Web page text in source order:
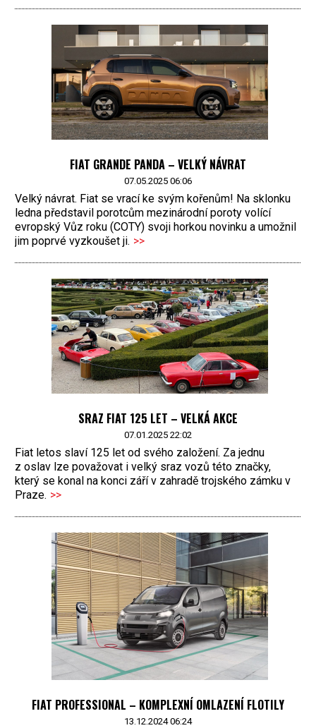
FIAT GRANDE PANDA – VELKÝ NÁVRAT
07.05.2025 06:06
Velký návrat. Fiat se vrací ke svým kořenům! Na sklonku
ledna představil porotcům mezinárodní poroty volící
evropský Vůz roku (COTY) svoji horkou novinku a umožnil
jim poprvé vyzkoušet ji. >>
SRAZ FIAT 125 LET – VELKÁ AKCE
07.01.2025 22:02
Fiat letos slaví 125 let od svého založení. Za jednu
z oslav lze považovat i velký sraz vozů této značky,
který se konal na konci září v zahradě trojského zámku v
Praze. >>
FIAT PROFESSIONAL – KOMPLEXNÍ OMLAZENÍ FLOTILY
13.12.2024 06:24